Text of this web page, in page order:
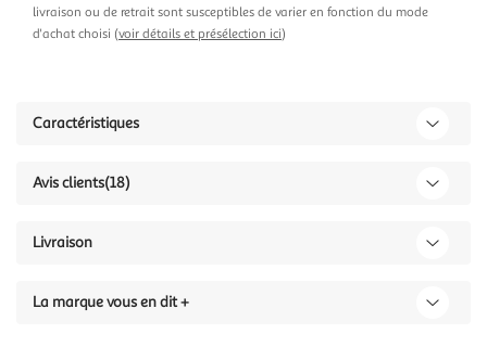
livraison ou de retrait sont susceptibles de varier en fonction du mode
d'achat choisi (voir détails et présélection ici)
Caractéristiques
Avis clients(18)
Livraison
La marque vous en dit +